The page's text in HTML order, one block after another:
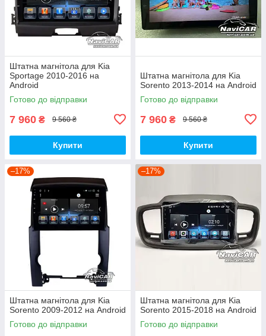
Штатна магнітола для Kia
Sportage 2010-2016 на
Android
Готово до відправки
7 960 ₴ 9 560 ₴
Купити
Штатна магнітола для Kia
Sorento 2013-2014 на Android
Готово до відправки
7 960 ₴ 9 560 ₴
Купити
–17%
Штатна магнітола для Kia
Sorento 2009-2012 на Android
Готово до відправки
–17%
Штатна магнітола для Kia
Sorento 2015-2018 на Android
Готово до відправки